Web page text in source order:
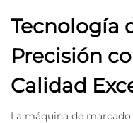
Tecnología
Precisión
Calidad
La máquina de